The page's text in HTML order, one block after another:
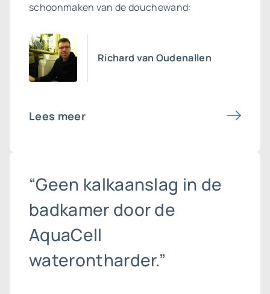
schoonmaken van de douchewand:
Richard van Oudenallen
Lees meer
“Geen kalkaanslag in de
badkamer door de
AquaCell
waterontharder.”